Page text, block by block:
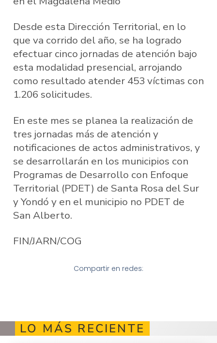
Desde esta Dirección Territorial, en lo
que va corrido del año, se ha logrado
efectuar cinco jornadas de atención bajo
esta modalidad presencial, arrojando
como resultado atender 453 víctimas con
1.206 solicitudes.
En este mes se planea la realización de
tres jornadas más de atención y
notificaciones de actos administrativos, y
se desarrollarán en los municipios con
Programas de Desarrollo con Enfoque
Territorial (PDET) de Santa Rosa del Sur
y Yondó y en el municipio no PDET de
San Alberto.
FIN/JARN/COG
Compartir en redes:
LO MÁS RECIENTE